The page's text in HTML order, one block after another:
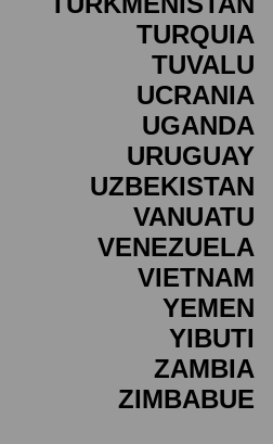
TURQUIA
TUVALU
UCRANIA
UGANDA
URUGUAY
UZBEKISTAN
VANUATU
VENEZUELA
VIETNAM
YEMEN
YIBUTI
ZAMBIA
ZIMBABUE